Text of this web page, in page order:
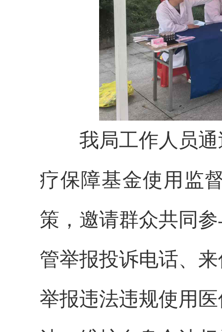
我局工作人员通
疗保障基金使用监
策，邀请群众共同
管举报投诉电话、
举报违法违规使用